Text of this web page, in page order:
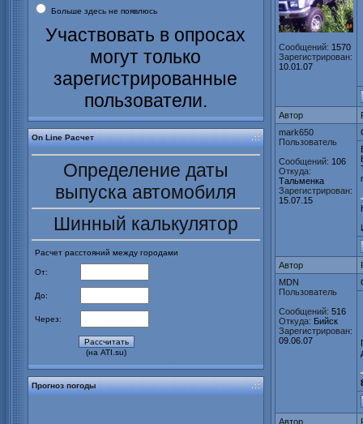
Больше здесь не появлюсь
Участвовать в опросах
могут только
зарегистрированные
пользователи.
On Line Расчет
Определение даты
выпуска автомобиля
Шинный калькулятор
Расчет расстояний между городами
От:
До:
Через:
(на ATI.su)
Прогноз погоды
Сообщений: 1570
Зарегистрирован:
10.01.07
Автор
mark650
Пользователь
Сообщений: 106
Откуда:
Тальменка
Зарегистрирован:
15.07.15
Автор
MDN
Пользователь
Сообщений: 516
Откуда: Бийск
Зарегистрирован:
09.06.07
Автор